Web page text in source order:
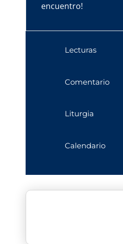
encuentro!
Lecturas
Comentario
Liturgia
Calendario